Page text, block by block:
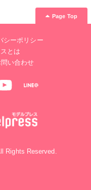
Page Top
シーポリシー
とは
い合わせ
Rights Reserved.